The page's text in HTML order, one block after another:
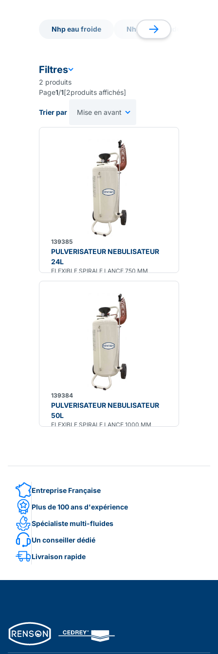
Nhp eau froide
Nhp eau chaude
Nhp eau chaude
Filtres
2 produits
Page1/1[2produits affichés]
Trier par
139385
PULVERISATEUR NEBULISATEUR
24L
FLEXIBLE SPIRALE LANCE 750 MM
139384
PULVERISATEUR NEBULISATEUR
50L
FLEXIBLE SPIRALE LANCE 1000 MM
Entreprise Française
Plus de 100 ans d'expérience
Spécialiste multi-fluides
Un conseiller dédié
Livraison rapide